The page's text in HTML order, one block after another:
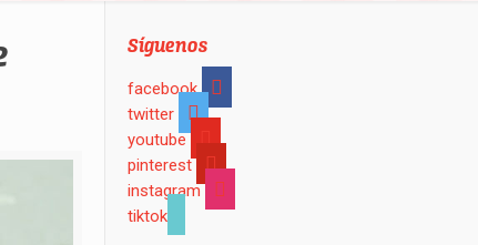
Síguenos
facebook
twitter
youtube
pinterest
instagram
tiktok